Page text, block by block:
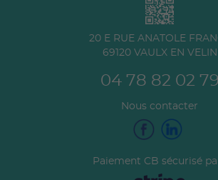
20 E RUE ANATOLE
69120 VAULX EN VELIN
04 78 82 02 79
Nous contacter
Paiement CB sécurisé